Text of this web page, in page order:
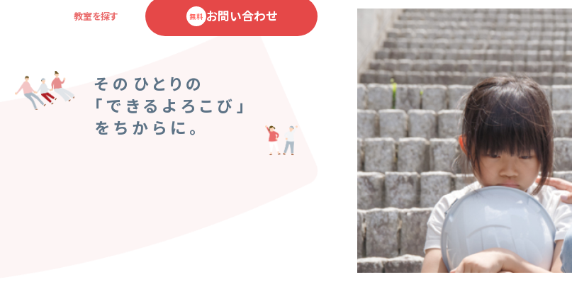
教室を探す 無料 お問い合わせ
そのひとりの
「できるよろこび」
をちからに。